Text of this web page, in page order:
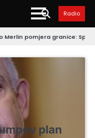
Radio
Spektakularan dolazak
plan